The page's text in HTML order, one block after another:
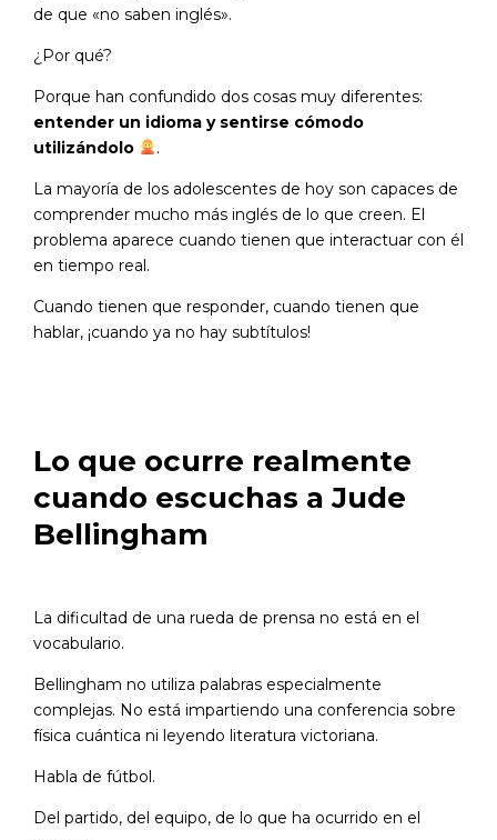
de que «no saben inglés».
¿Por qué?
Porque han confundido dos cosas muy diferentes:
entender un idioma y sentirse cómodo
utilizándolo
.
La mayoría de los adolescentes de hoy son capaces de
comprender mucho más inglés de lo que creen. El
problema aparece cuando tienen que interactuar con él
en tiempo real.
Cuando tienen que responder, cuando tienen que
hablar, ¡cuando ya no hay subtítulos!
Lo que ocurre realmente
cuando escuchas aJude
Bellingham
La dificultad de una rueda de prensa no está en el
vocabulario.
Bellingham no utiliza palabras especialmente
complejas. No está impartiendo una conferencia sobre
física cuántica ni leyendo literatura victoriana.
Habla de fútbol.
Del partido, del equipo, de lo que ha ocurrido en el